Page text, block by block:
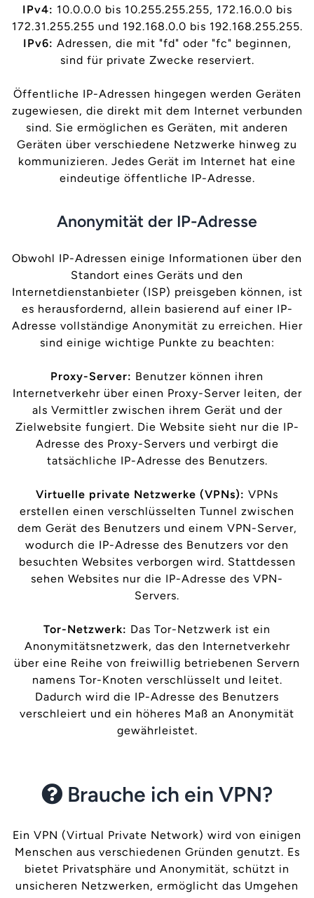
IPv4: 10.0.0.0 bis 10.255.255.255, 172.16.0.0 bis
172.31.255.255 und 192.168.0.0 bis 192.168.255.255.
IPv6: Adressen, die mit "fd" oder "fc" beginnen,
sind für private Zwecke reserviert.
Öffentliche IP-Adressen hingegen werden Geräten
zugewiesen, die direkt mit dem Internet verbunden
sind. Sie ermöglichen es Geräten, mit anderen
Geräten über verschiedene Netzwerke hinweg zu
kommunizieren. Jedes Gerät im Internet hat eine
eindeutige öffentliche IP-Adresse.
Anonymität der IP-Adresse
Obwohl IP-Adressen einige Informationen über den
Standort eines Geräts und den
Internetdienstanbieter (ISP) preisgeben können, ist
es herausfordernd, allein basierend auf einer IP-
Adresse vollständige Anonymität zu erreichen. Hier
sind einige wichtige Punkte zu beachten:
Proxy-Server: Benutzer können ihren
Internetverkehr über einen Proxy-Server leiten, der
als Vermittler zwischen ihrem Gerät und der
Zielwebsite fungiert. Die Website sieht nur die IP-
Adresse des Proxy-Servers und verbirgt die
tatsächliche IP-Adresse des Benutzers.
Virtuelle private Netzwerke (VPNs): VPNs
erstellen einen verschlüsselten Tunnel zwischen
dem Gerät des Benutzers und einem VPN-Server,
wodurch die IP-Adresse des Benutzers vor den
besuchten Websites verborgen wird. Stattdessen
sehen Websites nur die IP-Adresse des VPN-
Servers.
Tor-Netzwerk: Das Tor-Netzwerk ist ein
Anonymitätsnetzwerk, das den Internetverkehr
über eine Reihe von freiwillig betriebenen Servern
namens Tor-Knoten verschlüsselt und leitet.
Dadurch wird die IP-Adresse des Benutzers
verschleiert und ein höheres Maß an Anonymität
gewährleistet.
Brauche ich ein VPN?
Ein VPN (Virtual Private Network) wird von einigen
Menschen aus verschiedenen Gründen genutzt. Es
bietet Privatsphäre und Anonymität, schützt in
unsicheren Netzwerken, ermöglicht das Umgehen